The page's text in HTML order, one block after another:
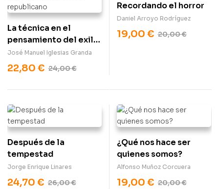
La técnica en el
pensamiento del exilio
republicano
José Manuel Iglesias Granda
24,00€
22,80 €
Recordando el horror
Daniel Arroyo Rodríguez
20,00€
19,00 €
Después de la
tempestad
Jorge Enrique Linares
26,00€
24,70 €
¿Qué nos hace ser
quienes somos?
Alfonso Muñoz Corcuera
20,00€
19,00 €